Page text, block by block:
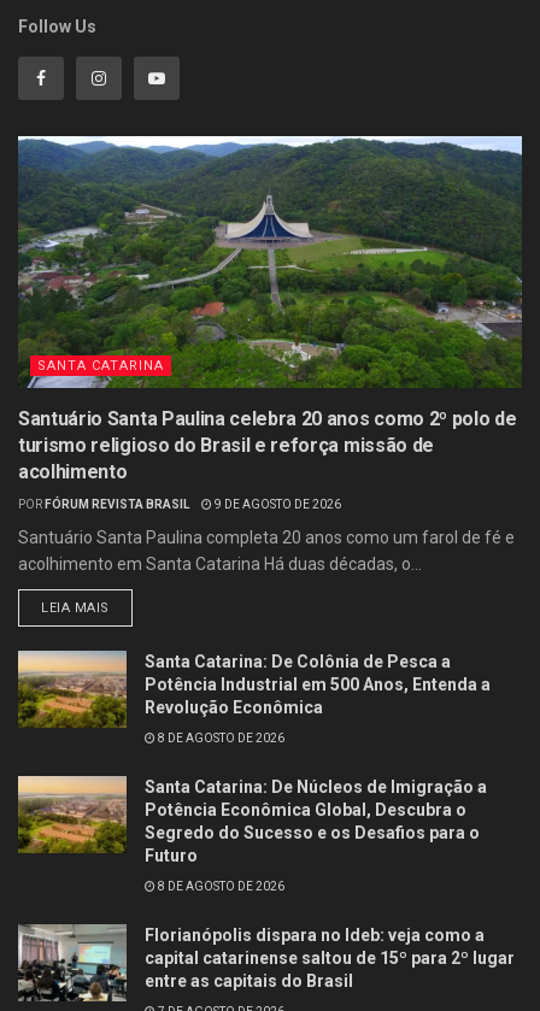
Follow Us
SANTA CATARINA
Santuário Santa Paulina celebra 20 anos como 2º polo de
turismo religioso do Brasil e reforça missão de
acolhimento
POR FÓRUM REVISTA BRASIL 9 DE AGOSTO DE 2026
Santuário Santa Paulina completa 20 anos como um farol de fé e
acolhimento em Santa Catarina Há duas décadas, o...
LEIA MAIS
Santa Catarina: De Colônia de Pesca a
Potência Industrial em 500 Anos, Entenda a
Revolução Econômica
8 DE AGOSTO DE 2026
Santa Catarina: De Núcleos de Imigração a
Potência Econômica Global, Descubra o
Segredo do Sucesso e os Desafios para o
Futuro
8 DE AGOSTO DE 2026
Florianópolis dispara no Ideb: veja como a
capital catarinense saltou de 15º para 2º lugar
entre as capitais do Brasil